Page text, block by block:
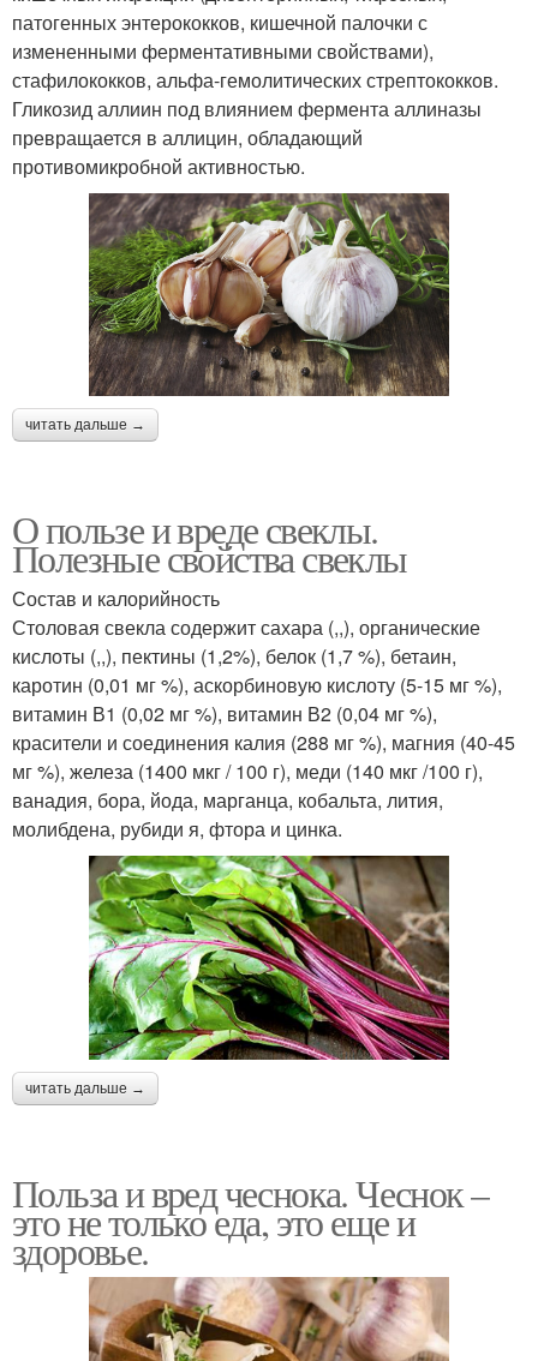
патогенных энтерококков, кишечной палочки с
измененными ферментативными свойствами),
стафилококков, альфа-гемолитических стрептококков.
Гликозид аллиин под влиянием фермента аллиназы
превращается в аллицин, обладающий
противомикробной активностью.
читать дальше →
О пользе и вреде свеклы.
Полезные свойства свеклы
Состав и калорийность
Столовая свекла содержит сахара (,,), органические
кислоты (,,), пектины (1,2%), белок (1,7 %), бетаин,
каротин (0,01 мг %), аскорбиновую кислоту (5-15 мг %),
витамин В1 (0,02 мг %), витамин В2 (0,04 мг %),
красители и соединения калия (288 мг %), магния (40-45
мг %), железа (1400 мкг / 100 г), меди (140 мкг /100 г),
ванадия, бора, йода, марганца, кобальта, лития,
молибдена, рубиди я, фтора и цинка.
читать дальше →
Польза и вред чеснока. Чеснок –
это не только еда, это еще и
здоровье.